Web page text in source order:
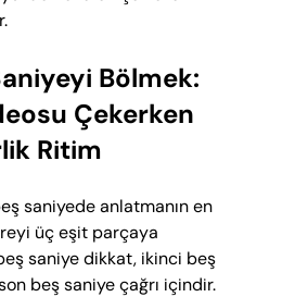
Bölmek:
Çekerken
Ritim
saniyede anlatmanın en
üç eşit parçaya
saniye dikkat, ikinci beş
beş saniye çağrı içindir.